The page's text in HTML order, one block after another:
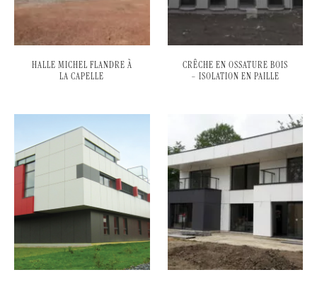
HALLE MICHEL FLANDRE À
LA CAPELLE
CRÊCHE EN OSSATURE BOIS
– ISOLATION EN PAILLE